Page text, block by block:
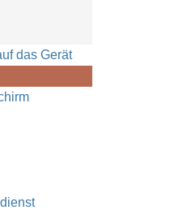
das Gerät